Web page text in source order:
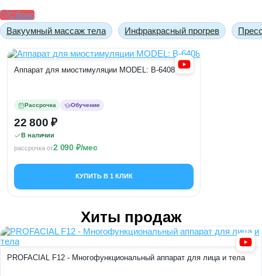
Сброс
Вакуумный массаж тела
Инфракрасный прогрев
Аппарат для миостимуляции MODEL: B-6408
Рассрочка Обучение
22 800
В наличии
рассрочка от2 090 /мес
КУПИТЬ В 1 КЛИК
Хиты продаж
PROFACIAL F12 - Многофункциональный аппарат для лица и тела